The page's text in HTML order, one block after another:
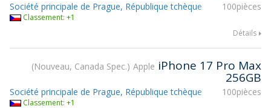
100pièces
Société principale de Prague, République tchèque
Classement: +1
Détails
Nouveau, Canada Spec. Apple iPhone 17 Pro Max
256GB
100pièces
Société principale de Prague, République tchèque
Classement: +1